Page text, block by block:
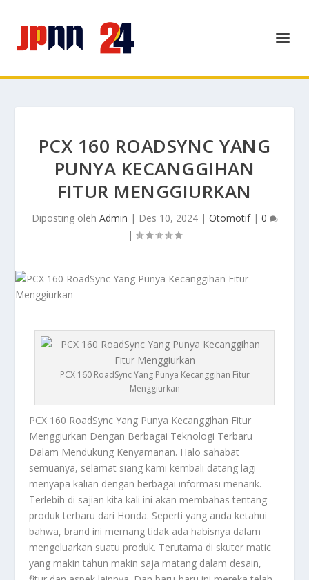
PCX 160 ROADSYNC YANG
PUNYA KECANGGIHAN
FITUR MENGGIURKAN
Diposting oleh Admin | Des 10, 2024| Otomotif| 0
|
PCX 160 RoadSync Yang Punya Kecanggihan Fitur
Menggiurkan
PCX 160 RoadSync Yang Punya Kecanggihan Fitur
Menggiurkan Dengan Berbagai Teknologi Terbaru
Dalam Mendukung Kenyamanan. Halo sahabat
semuanya, selamat siang kami kembali datang lagi
menyapa kalian dengan berbagai informasi menarik.
Terlebih di sajian kita kali ini akan membahas tentang
produk terbaru dari Honda. Seperti yang anda ketahui
bahwa, brand ini memang tidak ada habisnya dalam
mengeluarkan suatu produk. Terutama di skuter matic
yang makin tahun makin saja matang dalam desain,